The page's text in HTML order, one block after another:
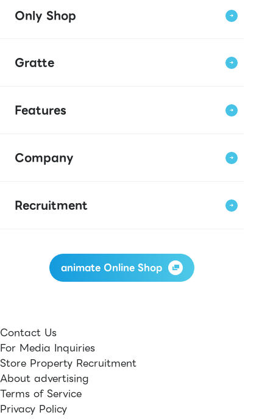
Only Shop
Gratte
Features
Company
Recruitment
animate Online Shop
Contact Us
For Media Inquiries
Store Property Recruitment
About advertising
Terms of Service
Privacy Policy